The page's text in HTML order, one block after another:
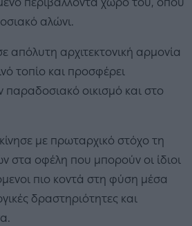
περιβάλλοντα χώρο του, όπου
αλώνι.
απόλυτη αρχιτεκτονική αρμονία
τοπίο και προσφέρει
οικισμό και στο
με πρωταρχικό στόχο τη
στα οφέλη που μπορούν οι ίδιοι
πιο κοντά στη φύση μέσα
δραστηριότητες και